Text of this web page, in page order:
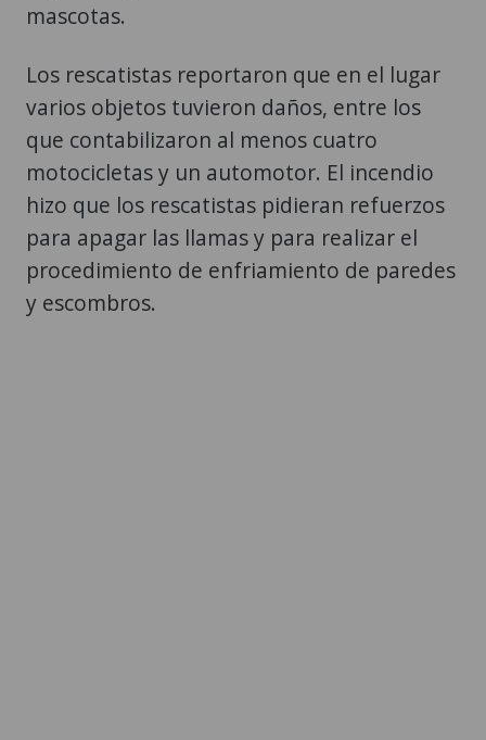
mascotas.
Los rescatistas reportaron que en el lugar
varios objetos tuvieron daños, entre los
que contabilizaron al menos cuatro
motocicletas y un automotor. El incendio
hizo que los rescatistas pidieran refuerzos
para apagar las llamas y para realizar el
procedimiento de enfriamiento de paredes
y escombros.